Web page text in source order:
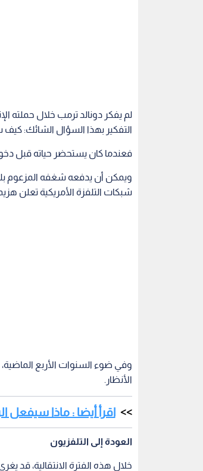
لم يفكر دونالد ترمب خلال حملته
التفكير بهذا السؤال الشائك: كيف ستكون حياته
فعندما كان يستحضر حياته قبل
ويمكن أن يدفعه شغفه المزعوم
شبكات التلفزة الأمريكية تعلن
وفي ضوء السنوات الأربع
الأنظار.
اقرأ أيضا : ماذا سيفعل
العودة إلى التلفزيون
خلال هذه الفترة الانتقالية، قد